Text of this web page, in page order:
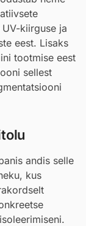
kiirguse ja
eest. Lisaks
tootmise eest
sellest
andis selle
kus